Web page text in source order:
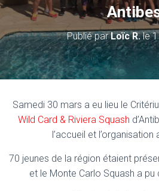
Publié parLoïc R.le
Samedi 30 mars a eu lieu le
Wild Card & Riviera Squash
l’accueil et
70 jeunes de la région étaient
et le Monte Carlo Squash a